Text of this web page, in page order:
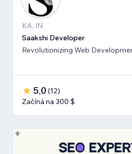
KA, IN
Saakshi Developer
Revolutionizing Web
5,0 (12)
Začíná na 300 $